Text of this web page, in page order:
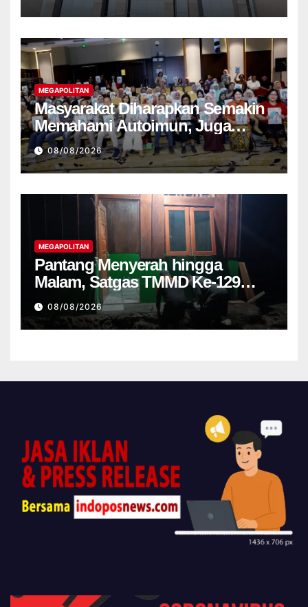
MEGAPOLITAN
Masyarakat Diharapkan Semakin
Memahami Autoimun, Juga
Kalangan Wartawan
08/08/2026
MEGAPOLITAN
Pantang Menyerah hingga
Malam, Satgas TMMD Ke-129
Kodim 1807 Sorsel Lembur
Finishing Rumah Type 36 untuk
Warga Kampung Sesor
08/08/2026